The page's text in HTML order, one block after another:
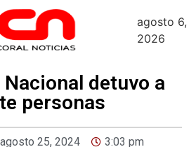
agosto 6,
2026
detuvo a
personas
agosto 25, 2024 3:03 pm